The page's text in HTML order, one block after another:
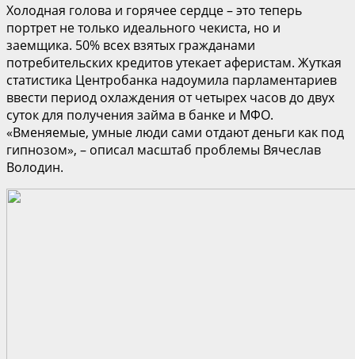
Холодная голова и горячее сердце – это теперь
портрет не только идеального чекиста, но и
заемщика. 50% всех взятых гражданами
потребительских кредитов утекает аферистам. Жуткая
статистика Центробанка надоумила парламентариев
ввести период охлаждения от четырех часов до двух
суток для получения займа в банке и МФО.
«Вменяемые, умные люди сами отдают деньги как под
гипнозом», – описал масштаб проблемы Вячеслав
Володин.